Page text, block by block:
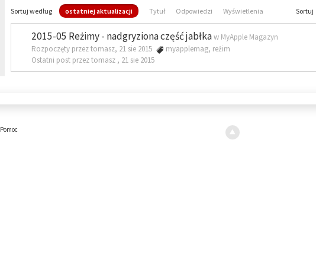
Sortuj według ostatniej aktualizacji Tytuł Odpowiedzi Wyświetlenia Sortuj
2015-05 Reżimy - nadgryziona część jabłkaw MyApple Magazyn
Rozpoczęty przez tomasz, 21 sie 2015
myapplemag, reżim
Ostatni post przez tomasz , 21 sie 2015
Pomoc